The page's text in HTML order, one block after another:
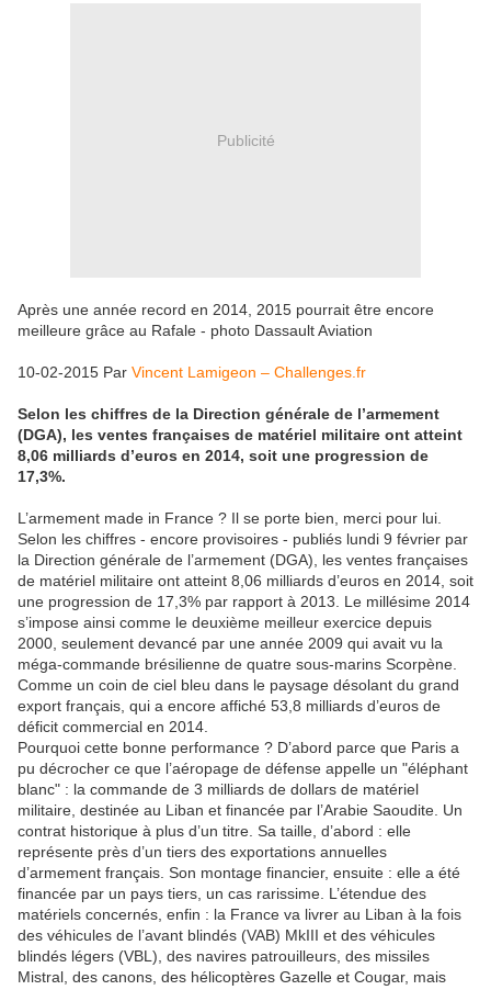
Publicité
Après une année record en 2014, 2015 pourrait être encore
meilleure grâce au Rafale - photo Dassault Aviation
10-02-2015 Par Vincent Lamigeon – Challenges.fr
Selon les chiffres de la Direction générale de l’armement
(DGA), les ventes françaises de matériel militaire ont atteint
8,06 milliards d’euros en 2014, soit une progression de
17,3%.
L’armement made in France ? Il se porte bien, merci pour lui.
Selon les chiffres - encore provisoires - publiés lundi 9 février par
la Direction générale de l’armement (DGA), les ventes françaises
de matériel militaire ont atteint 8,06 milliards d’euros en 2014, soit
une progression de 17,3% par rapport à 2013. Le millésime 2014
s’impose ainsi comme le deuxième meilleur exercice depuis
2000, seulement devancé par une année 2009 qui avait vu la
méga-commande brésilienne de quatre sous-marins Scorpène.
Comme un coin de ciel bleu dans le paysage désolant du grand
export français, qui a encore affiché 53,8 milliards d’euros de
déficit commercial en 2014.
Pourquoi cette bonne performance ? D’abord parce que Paris a
pu décrocher ce que l’aéropage de défense appelle un "éléphant
blanc" : la commande de 3 milliards de dollars de matériel
militaire, destinée au Liban et financée par l’Arabie Saoudite. Un
contrat historique à plus d’un titre. Sa taille, d’abord : elle
représente près d’un tiers des exportations annuelles
d’armement français. Son montage financier, ensuite : elle a été
financée par un pays tiers, un cas rarissime. L’étendue des
matériels concernés, enfin : la France va livrer au Liban à la fois
des véhicules de l’avant blindés (VAB) MkIII et des véhicules
blindés légers (VBL), des navires patrouilleurs, des missiles
Mistral, des canons, des hélicoptères Gazelle et Cougar, mais